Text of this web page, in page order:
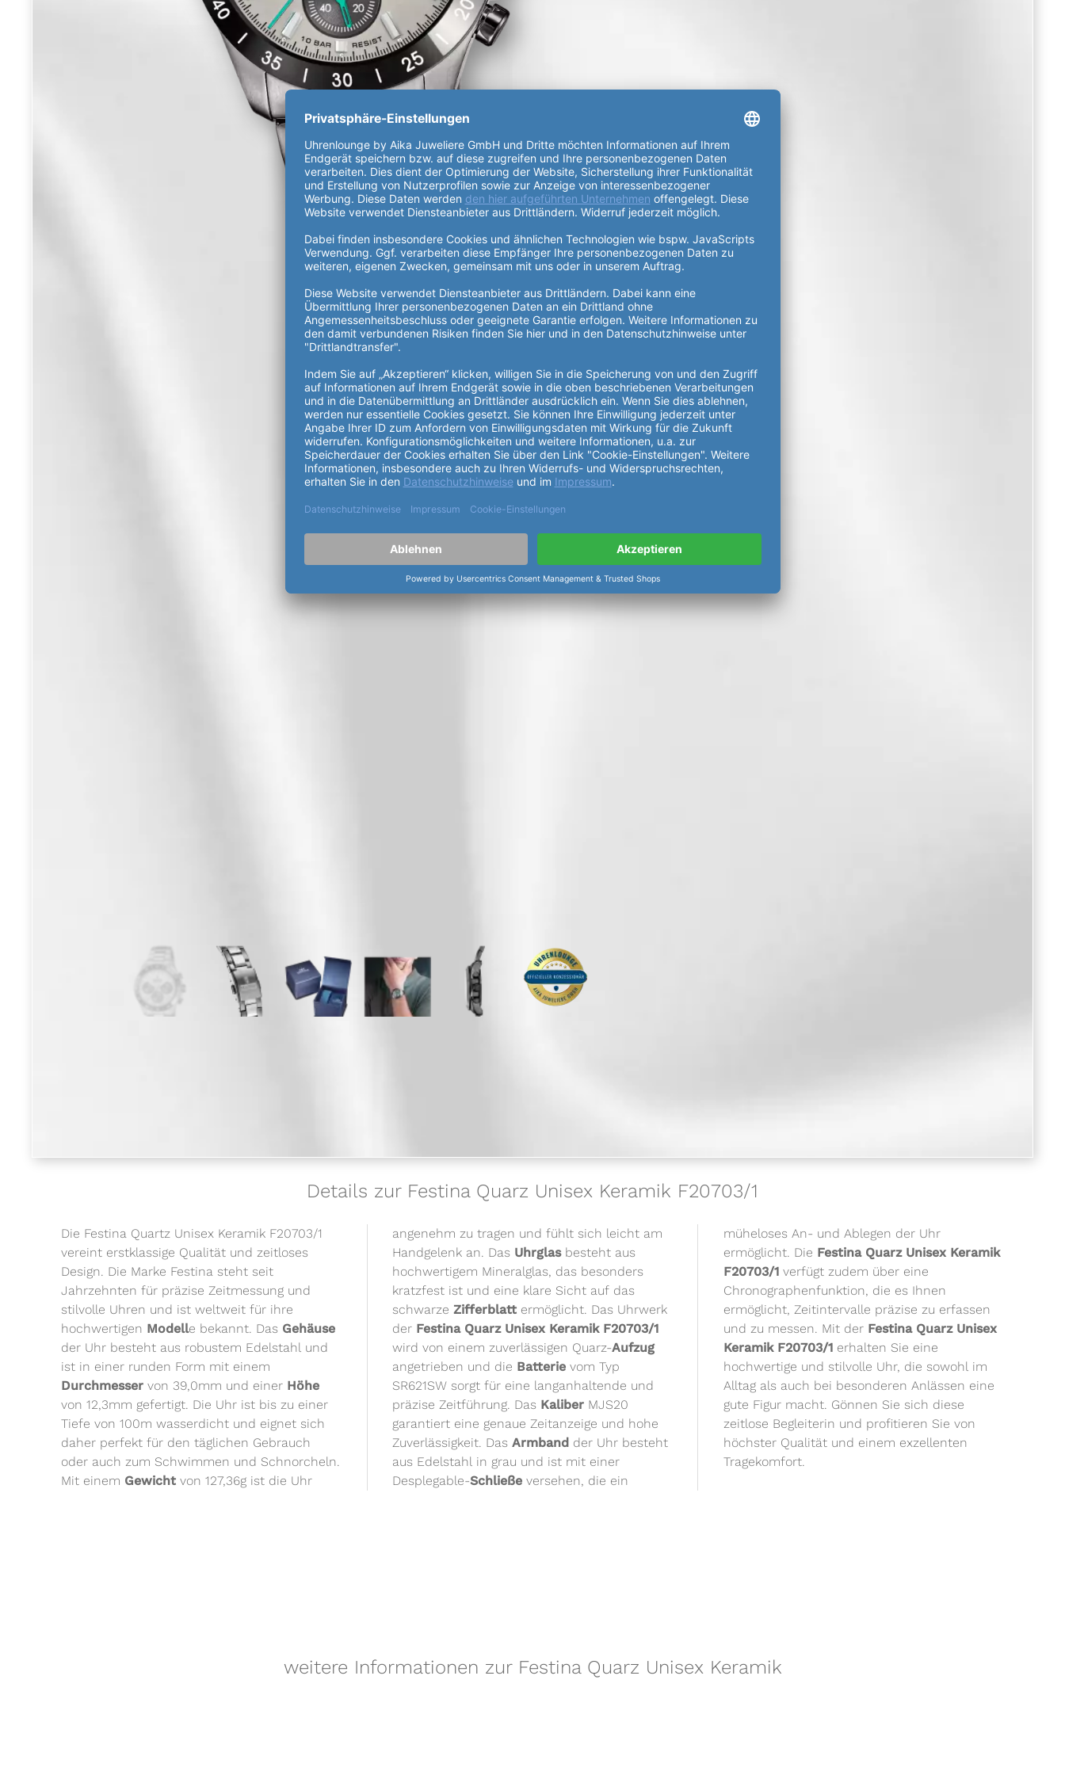
Details zur Festina Quarz Unisex Keramik F20703/1
Die Festina Quartz Unisex Keramik F20703/1
vereint erstklassige Qualität und zeitloses
Design. Die Marke Festina steht seit
Jahrzehnten für präzise Zeitmessung und
stilvolle Uhren und ist weltweit für ihre
hochwertigen Modelle bekannt. Das Gehäuse
der Uhr besteht aus robustem Edelstahl und
ist in einer runden Form mit einem
Durchmesser von 39,0mm und einer Höhe
von 12,3mm gefertigt. Die Uhr ist bis zu einer
Tiefe von 100m wasserdicht und eignet sich
daher perfekt für den täglichen Gebrauch
oder auch zum Schwimmen und Schnorcheln.
Mit einem Gewicht von 127,36g ist die Uhr
angenehm zu tragen und fühlt sich leicht am
Handgelenk an. Das Uhrglasbesteht aus
hochwertigem Mineralglas, das besonders
kratzfest ist und eine klare Sicht auf das
schwarzeZifferblatt ermöglicht. Das Uhrwerk
der Festina Quarz Unisex Keramik F20703/1
wird von einem zuverlässigen Quarz-Aufzug
angetrieben und die Batterie vom Typ
SR621SW sorgt für eine langanhaltende und
präzise Zeitführung. Das Kaliber MJS20
garantiert eine genaue Zeitanzeige und hohe
Zuverlässigkeit. DasArmband der Uhr besteht
aus Edelstahl in grau und ist mit einer
Desplegable-Schließe versehen, die ein
müheloses An- und Ablegen der Uhr
ermöglicht. Die Festina Quarz Unisex Keramik
F20703/1verfügt zudem über eine
Chronographenfunktion, die es Ihnen
ermöglicht, Zeitintervalle präzise zu erfassen
und zu messen. Mit der Festina Quarz Unisex
Keramik F20703/1erhalten Sie eine
hochwertige und stilvolle Uhr, die sowohl im
Alltag als auch bei besonderen Anlässen eine
gute Figur macht. Gönnen Sie sich diese
zeitlose Begleiterin und profitieren Sie von
höchster Qualität und einem exzellenten
Tragekomfort.
weitere Informationen zur Festina Quarz Unisex Keramik